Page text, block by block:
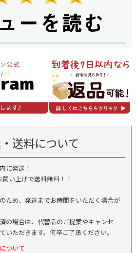
送料について
に発送！
い上げで送料無料！！
ため、発送までお時間をいただく場合が
の場合は、代替品のご提案やキャンセ
いただきます。何卒ご了承ください。
ついて